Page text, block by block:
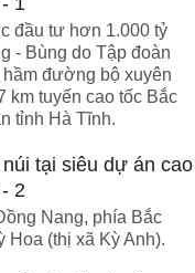
đầu tư hơn 1.000 tỷ
- Bùng do Tập đoàn
đường bộ xuyên
km tuyến cao tốc Bắc
tỉnh Hà Tĩnh.
Nang, phía Bắc
Hoa (thị xã Kỳ Anh).